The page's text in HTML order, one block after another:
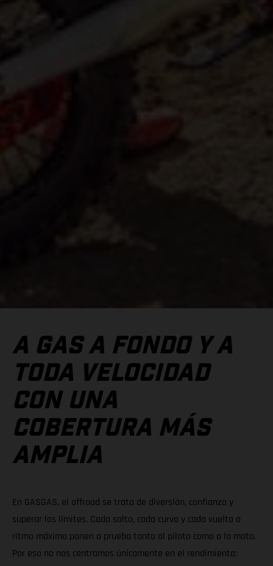
A GAS A FONDO Y A
TODA VELOCIDAD
CON UNA
COBERTURA MÁS
AMPLIA
En GASGAS, el offroad se trata de diversión, confianza y
superar los límites. Cada salto, cada curva y cada vuelta a
ritmo máximo ponen a prueba tanto al piloto como a la moto.
Por eso no nos centramos únicamente en el rendimiento: